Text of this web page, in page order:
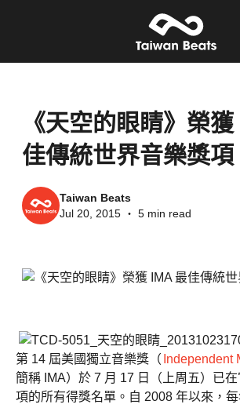
《天空的眼睛》榮
佳傳統世界音樂獎項
Taiwan Beats
Jul 20, 2015 ・ 5 min read
第 14 屆美國獨立音樂獎（ Independent
簡稱 IMA）於 7 月 17 日（上周五）已
項的所有得獎名單。自 2008 年以來，